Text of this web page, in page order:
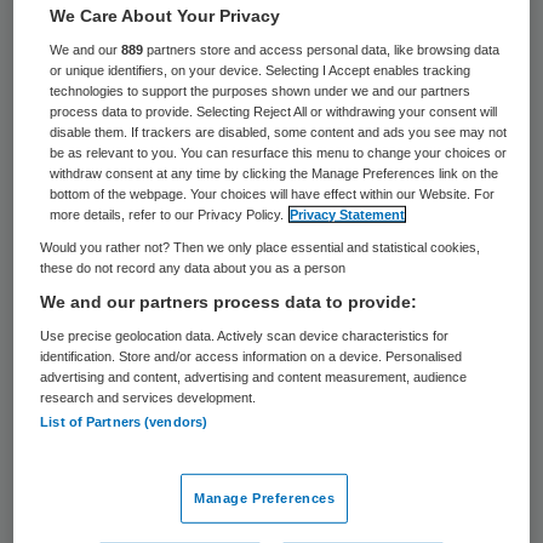
Minister Edith Schippers (Volksgezondheid)
trekt de beurs om een einde te maken aan
het stijgende aantal sportblessures. Het
aantal sportkwetsuren stijgt harder dan de
sportdeelname, meldde de minister dinsdag
aan de Tweede Kamer.
Afgelopen jaar liepen Nederlandse sporters
in totaal 4,7 miljoen blessures op, 200.000
meer dan in 2013. Voetbal, hardlopen en
fitness zijn de takken van sport met de
trend keren door de komende jaren elk jaar
675 duizend euro uit te trekken voor
We Care About Your Privacy
We and our889 partners store and access personal data, like browsing data
or unique identifiers, on your device. Selecting I Accept enables tracking
technologies to support the purposes shown under we and our partners
process data to provide. Selecting Reject All or withdrawing your consent will
disable them. If trackers are disabled, some content and ads you see may not
be as relevant to you. You can resurface this menu to change your choices or
withdraw consent at any time by clicking the Manage Preferences link on the
bottom of the webpage. Your choices will have effect within our Website. For
more details, refer to our Privacy Policy.
Privacy Statement
Would you rather not? Then we only place essential and statistical cookies,
these do not record any data about you as a person
We and our partners process data to provide:
Use precise geolocation data. Actively scan device characteristics for
identification. Store and/or access information on a device. Personalised
advertising and content, advertising and content measurement, audience
research and services development.
List of Partners (vendors)
Manage Preferences